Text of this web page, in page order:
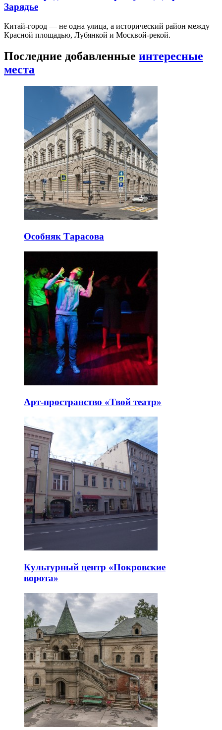
Зарядье
Китай-город — не одна улица, а исторический район между
Красной площадью, Лубянкой и Москвой-рекой.
Последние добавленные интересные
места
Особняк Тарасова
Арт-пространство «Твой театр»
Культурный центр «Покровские
ворота»